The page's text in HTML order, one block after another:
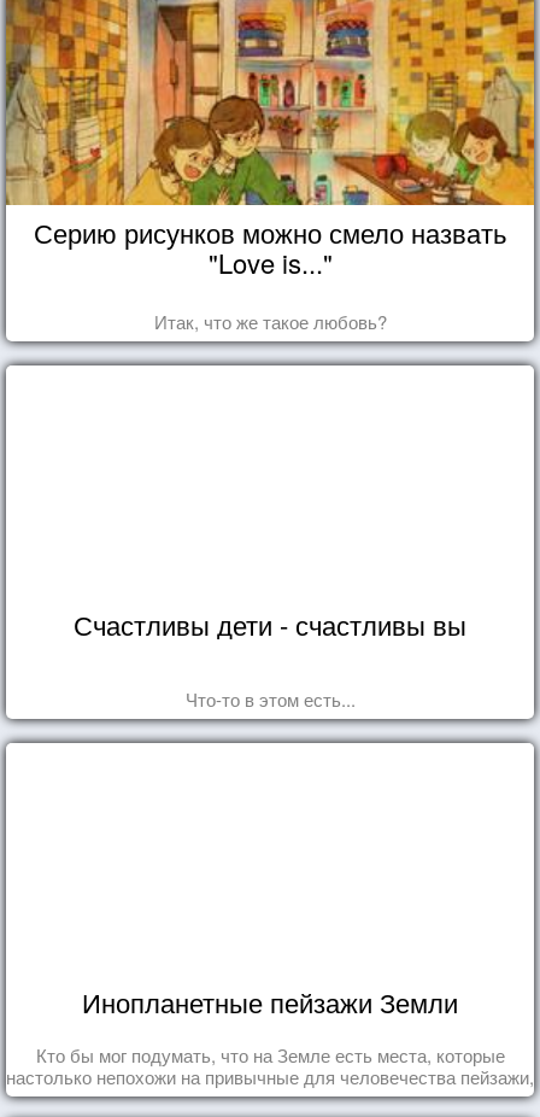
Серию рисунков можно смело назвать
"Love is..."
Итак, что же такое любовь?
Счастливы дети - счастливы вы
Что-то в этом есть...
Инопланетные пейзажи Земли
Кто бы мог подумать, что на Земле есть места, которые
настолько непохожи на привычные для человечества пейзажи,
что кажутся и вовсе инопланетными!